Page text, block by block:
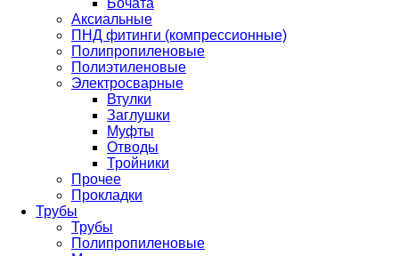
Бочата
Аксиальные
ПНД фитинги (компрессионные)
Полипропиленовые
Полиэтиленовые
Электросварные
Втулки
Заглушки
Муфты
Отводы
Тройники
Прочее
Прокладки
Трубы
Трубы
Полипропиленовые